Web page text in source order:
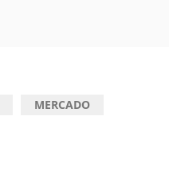
MERCADO